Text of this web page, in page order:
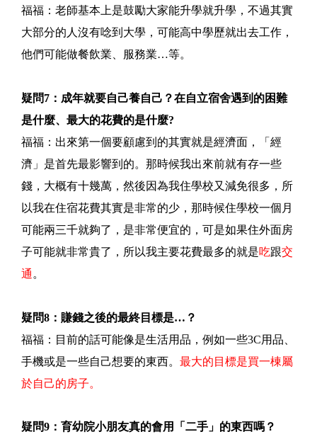
福福：老師基本上是鼓勵大家能升學就升學，不過其實
大部分的人沒有唸到大學，可能高中學歷就出去工作，
他們可能做餐飲業、服務業…等。
疑問7：成年就要自己養自己？在自立宿舍遇到的困難
是什麼、最大的花費的是什麼?
福福：出來第一個要顧慮到的其實就是經濟面，「經
濟」是首先最影響到的。那時候我出來前就有存一些
錢，大概有十幾萬，然後因為我住學校又減免很多，所
以我在住宿花費其實是非常的少，那時候住學校一個月
可能兩三千就夠了，是非常便宜的，可是如果住外面房
子可能就非常貴了，所以我主要花費最多的就是吃跟交
通 。
疑問8：賺錢之後的最終目標是…？
福福：目前的話可能像是生活用品，例如一些3C用品、
手機或是一些自己想要的東西。 最大的目標是買一棟屬
於自己的房子。
疑問9：育幼院小朋友真的會用「二手」的東西嗎？